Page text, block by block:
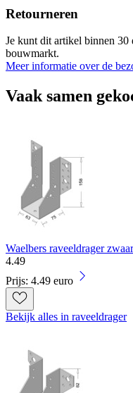
Retourneren
Je kunt dit artikel binnen 30
bouwmarkt.
Meer informatie over de
Vaak samen
Waelbers raveeldrager
4.49
Prijs: 4.49 euro
Bekijk alles in raveeldrager